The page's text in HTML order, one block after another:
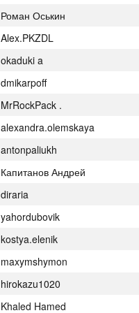
Роман Оськин
Alex.PKZDL
okaduki a
dmikarpoff
MrRockPack .
alexandra.olemskaya
antonpaliukh
Капитанов Андрей
diraria
yahordubovik
kostya.elenik
maxymshymon
hirokazu1020
Khaled Hamed
Жарасхан Аман
what.have.i.done
Никита
Roman Derkach
tima.satylkhanov
brain822
Denis Savenkov
andrey.matveev.mano
vasiliev.dsd
verytable
edik-forever
tmt514
Steel Raven
pulkit96